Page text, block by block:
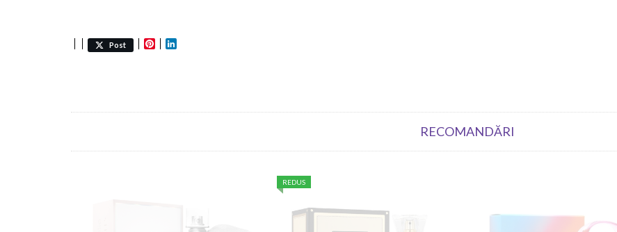
Post Pinterest
RECOMANDĂRI
REDUS